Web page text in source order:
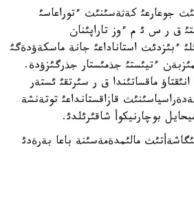
جوعارعئ كةثةسئنئث ءتوراعاسئ
ق ر س ئ م ءوز تاراپئنان
ءبئزدئث استاناداعئ جانة ماسكةؤدةگئ
ءتيئستئ جذمئستار جذرگئزؤدة.
انئقتاؤ ماقساتئندا ق ر سئرتقئ ئستةر
قازاقستانداعئ توتةنشة
بوچارنيكوأ شاقئرئلدئ.
مالئمدةمةسئنة باعا بةرةدئ